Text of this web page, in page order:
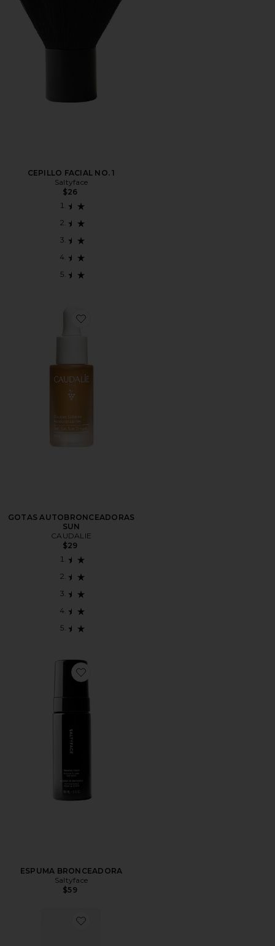
CEPILLO FACIAL NO. 1
Saltyface
$26
Favorite GOTAS AUTOBRONCEADORAS SUN
GOTAS AUTOBRONCEADORAS
SUN
CAUDALIE
$29
Favorite ESPUMA BRONCEADORA
ESPUMA BRONCEADORA
Saltyface
$59
Favorite BRONCEADOR LÍQUIDO BRONZING